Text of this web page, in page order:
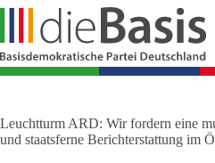
Zum
springen
Leuchtturm ARD: Wir fordern eine
und staatsferne Berichterstattung im